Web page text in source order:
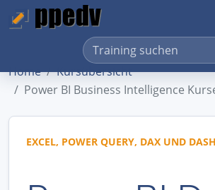
Home
Kursübersicht
Power BI Business Intelligence
EXCEL, POWER QUERY, DAX UND